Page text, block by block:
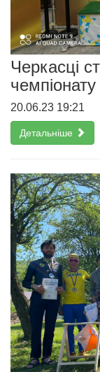
Черкасці
20.06.23 19:21
Детальніше